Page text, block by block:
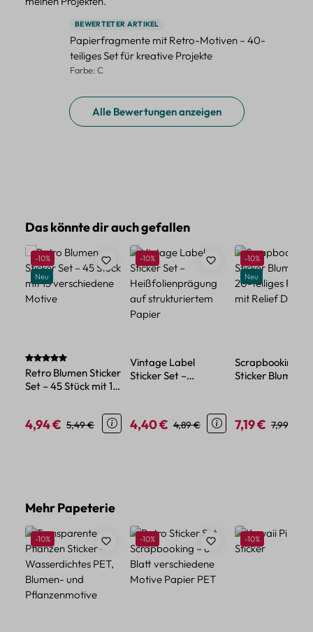
BEWERTETER ARTIKEL
Papierfragmente mit Retro-Motiven – 40-
teiliges Set für kreative Projekte
Farbe: C
Alle Bewertungen anzeigen
Produktgalerie überspringen
Das könnte dir auch gefallen
Rabatt
-10%
Neu
Durchschnittliche Bewertung von 5 von 5 Sternen
Retro Blumen Sticker
Set – 45 Stück mit 15
Verkaufspreis:
4,94 € Regulärer Preis:
5,49 €
Rabatt
-10%
Vintage Label
Sticker Set –
Verkaufspreis:
4,40 € Regulärer Preis:
4,89 €
Rabatt
-10%
Neu
Scrapbooking
Sticker Blumen
Verkaufspreis:
7,19 € 7,99 €
Produktgalerie überspringen
Mehr Papeterie
Rabatt
-10% Rabatt
-10% Rabatt
-10%